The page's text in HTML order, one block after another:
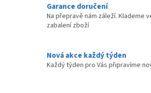
Garance doručení
Na přepravě nám záleží. Klademe
zabalení zboží
Nová akce každý týden
Každý týden pro Vás připravíme